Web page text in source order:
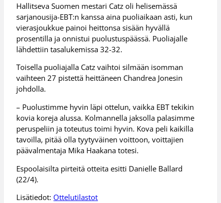
Hallitseva Suomen mestari Catz oli helisemässä
sarjanousija-EBT:n kanssa aina puoliaikaan asti, kun
vierasjoukkue painoi heittonsa sisään hyvällä
prosentilla ja onnistui puolustuspäässä. Puoliajalle
lähdettiin tasalukemissa 32-32.
Toisella puoliajalla Catz vaihtoi silmään isomman
vaihteen 27 pistettä heittäneen Chandrea Jonesin
johdolla.
– ​Puolustimme hyvin läpi ottelun, vaikka EBT tekikin
kovia koreja alussa. Kolmannella jaksolla palasimme
peruspeliin ja toteutus toimi hyvin. Kova peli kaikilla
tavoilla, pitää olla tyytyväinen voittoon, voittajien
päävalmentaja Mika Haakana totesi.
Espoolaisilta pirteitä otteita esitti Danielle Ballard
(22/4).
Lisätiedot: Ottelutilastot